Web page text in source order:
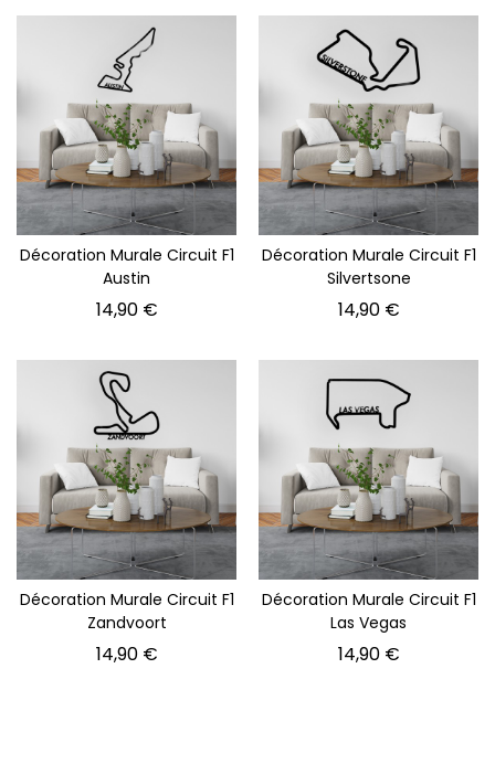
Décoration Murale Circuit F1
Austin
14,90 €Prix
Décoration Murale Circuit F1
Silvertsone
14,90 €Prix
Décoration Murale Circuit F1
Zandvoort
14,90 €Prix
Décoration Murale Circuit F1
Las Vegas
14,90 €Prix